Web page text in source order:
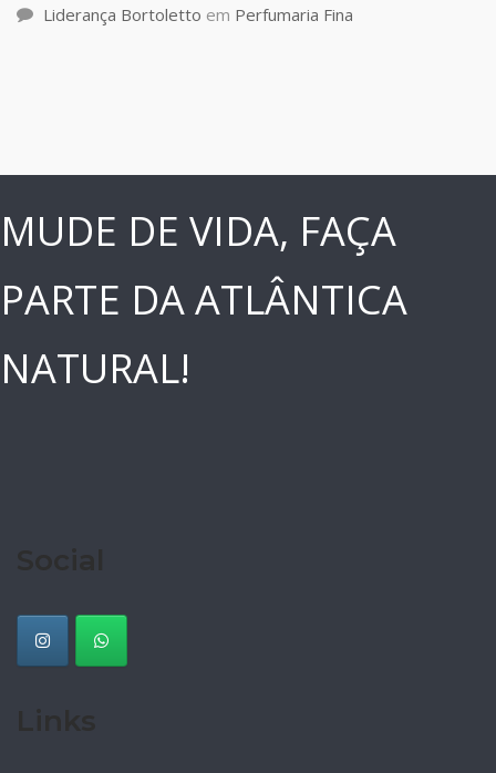
Liderança Bortoletto em Perfumaria Fina
MUDE DE VIDA, FAÇA
PARTE DA ATLÂNTICA
NATURAL!